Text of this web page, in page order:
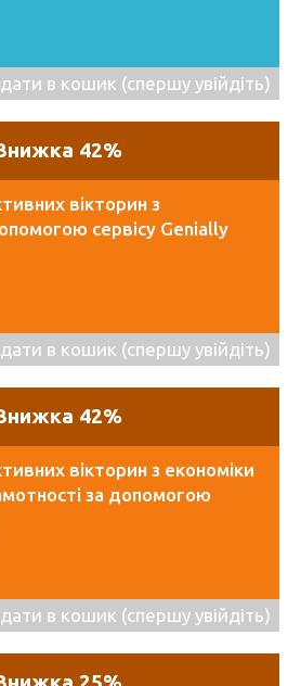
в кошик (спершу увійдіть)
42%
вікторин з
сервісу Genially
в кошик (спершу увійдіть)
42%
вікторин з економіки
за допомогою
в кошик (спершу увійдіть)